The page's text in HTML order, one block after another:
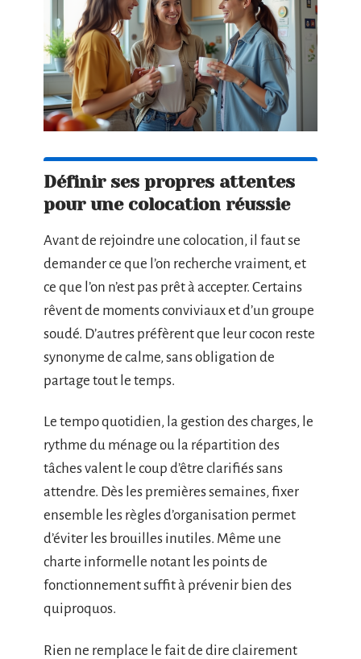
Définir ses propres attentes
pour une colocation réussie
Avant de rejoindre une colocation, il faut se
demander ce que l’on recherche vraiment, et
ce que l’on n’est pas prêt à accepter. Certains
rêvent de moments conviviaux et d’un groupe
soudé. D’autres préfèrent que leur cocon reste
synonyme de calme, sans obligation de
partage tout le temps.
Le tempo quotidien, la gestion des charges, le
rythme du ménage ou la répartition des
tâches valent le coup d’être clarifiés sans
attendre. Dès les premières semaines, fixer
ensemble les règles d’organisation permet
d’éviter les brouilles inutiles. Même une
charte informelle notant les points de
fonctionnement suffit à prévenir bien des
quiproquos.
Rien ne remplace le fait de dire clairement